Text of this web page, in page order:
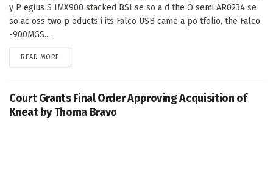
y P egius S IMX900 stacked BSI se so a d the O semi AR0234 se
so ac oss two p oducts i its Falco USB came a po tfolio, the Falco
-900MGS...
READ MORE
Court Grants Final Order Approving Acquisition of
Kneat by Thoma Bravo